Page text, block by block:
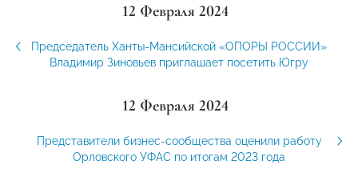
12 Февраля 2024
Председатель Ханты-Мансийской «ОПОРЫ РОССИИ»
Владимир Зиновьев приглашает посетить Югру
12 Февраля 2024
Представители бизнес-сообщества оценили работу
Орловского УФАС по итогам 2023 года